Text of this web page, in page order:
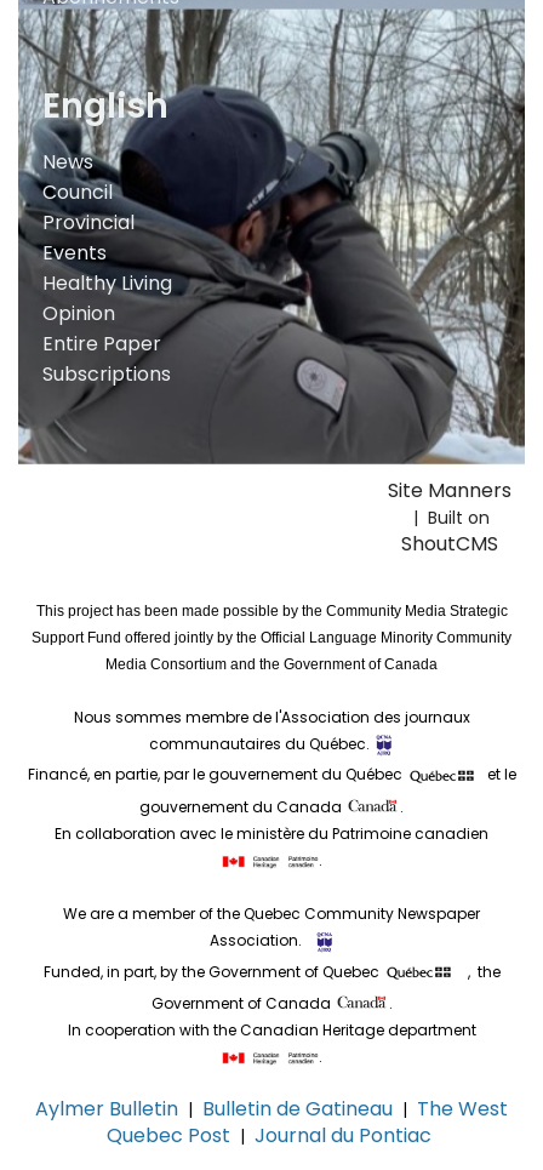
English
News
Council
Provincial
Events
Healthy Living
Opinion
Entire Paper
Subscriptions
Site Manners
| Built on
ShoutCMS
This project has been made possible by the Community Media Strategic
Support Fund offered jointly by the Official Language Minority Community
Media Consortium and the Government of Canada
Nous sommes membre de l'Association des journaux
communautaires du Québec.
Financé, en partie, par le gouvernement du Québec
et le
gouvernement du Canada
.
En collaboration avec le ministère du Patrimoine canadien
.
We are a member of the Quebec Community Newspaper
Association.
Funded, in part, by the Government of Quebec
, the
Government of Canada
.
In cooperation with the Canadian Heritage department
.
Aylmer Bulletin Bulletin de Gatineau
The West
Quebec Post
Journal du Pontiac